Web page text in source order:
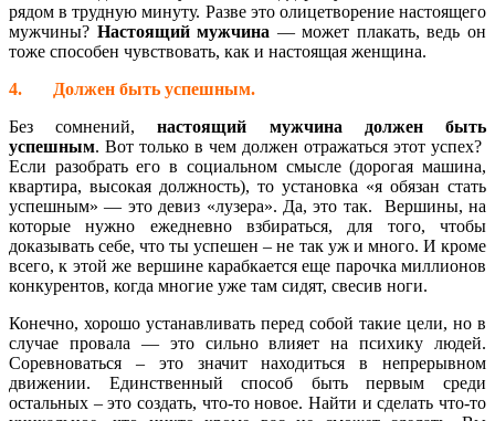
рядом в трудную минуту. Разве это олицетворение настоящего
мужчины? Настоящий мужчина — может плакать, ведь он
тоже способен чувствовать, как и настоящая женщина.
4.
Должен быть успешным.
Без сомнений,настоящий мужчина должен быть
успешным. Вот только в чем должен отражаться этот успех?
Если разобрать его в социальном смысле (дорогая машина,
квартира, высокая должность), то установка «я обязан стать
успешным» — это девиз «лузера». Да, это так. Вершины, на
которые нужно ежедневно взбираться, для того, чтобы
доказывать себе, что ты успешен – не так уж и много. И кроме
всего, к этой же вершине карабкается еще парочка миллионов
конкурентов, когда многие уже там сидят, свесив ноги.
Конечно, хорошо устанавливать перед собой такие цели, но в
случае провала — это сильно влияет на психику людей.
Соревноваться – это значит находиться в непрерывном
движении. Единственный способ быть первым среди
остальных – это создать, что-то новое. Найти и сделать что-то